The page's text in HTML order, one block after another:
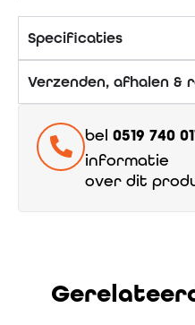
Specificaties
Verzenden, afhalen &
bel 0519 740
informatie
over dit